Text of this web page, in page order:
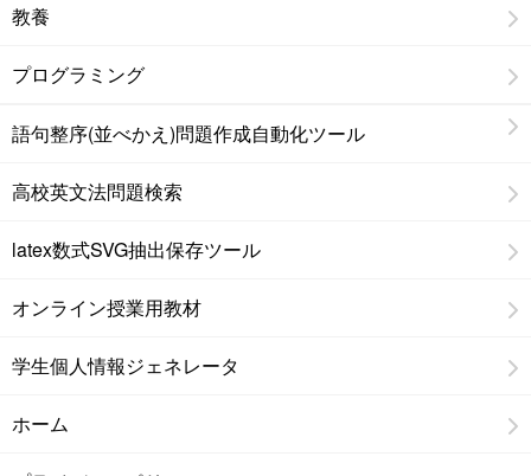
教養
プログラミング
語句整序(並べかえ)問題作成自動化ツール
高校英文法問題検索
latex数式SVG抽出保存ツール
オンライン授業用教材
学生個人情報ジェネレータ
ホーム